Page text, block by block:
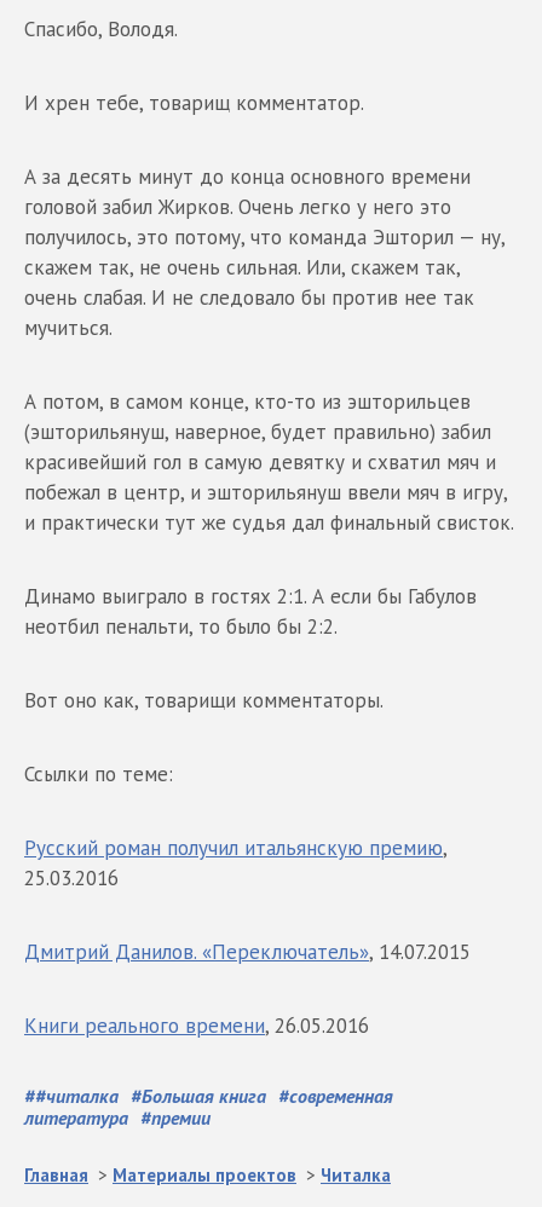
Спасибо, Володя.
И хрен тебе, товарищ комментатор.
А за десять минут до конца основного времени
головой забил Жирков. Очень легко у него это
получилось, это потому, что команда Эшторил — ну,
скажем так, не очень сильная. Или, скажем так,
очень слабая. И не следовало бы против нее так
мучиться.
А потом, в самом конце, кто-то из эшторильцев
(эшторильянуш, наверное, будет правильно) забил
красивейший гол в самую девятку и схватил мяч и
побежал в центр, и эшторильянуш ввели мяч в игру,
и практически тут же судья дал финальный свисток.
Динамо выиграло в гостях 2:1. А если бы Габулов
неотбил пенальти, то было бы 2:2.
Вот оно как, товарищи комментаторы.
Ссылки по теме:
Русский роман получил итальянскую премию,
25.03.2016
Дмитрий Данилов. «Переключатель», 14.07.2015
Книги реального времени, 26.05.2016
##читалка #Большая книга #современная
литература #премии
Главная > Материалы проектов > Читалка